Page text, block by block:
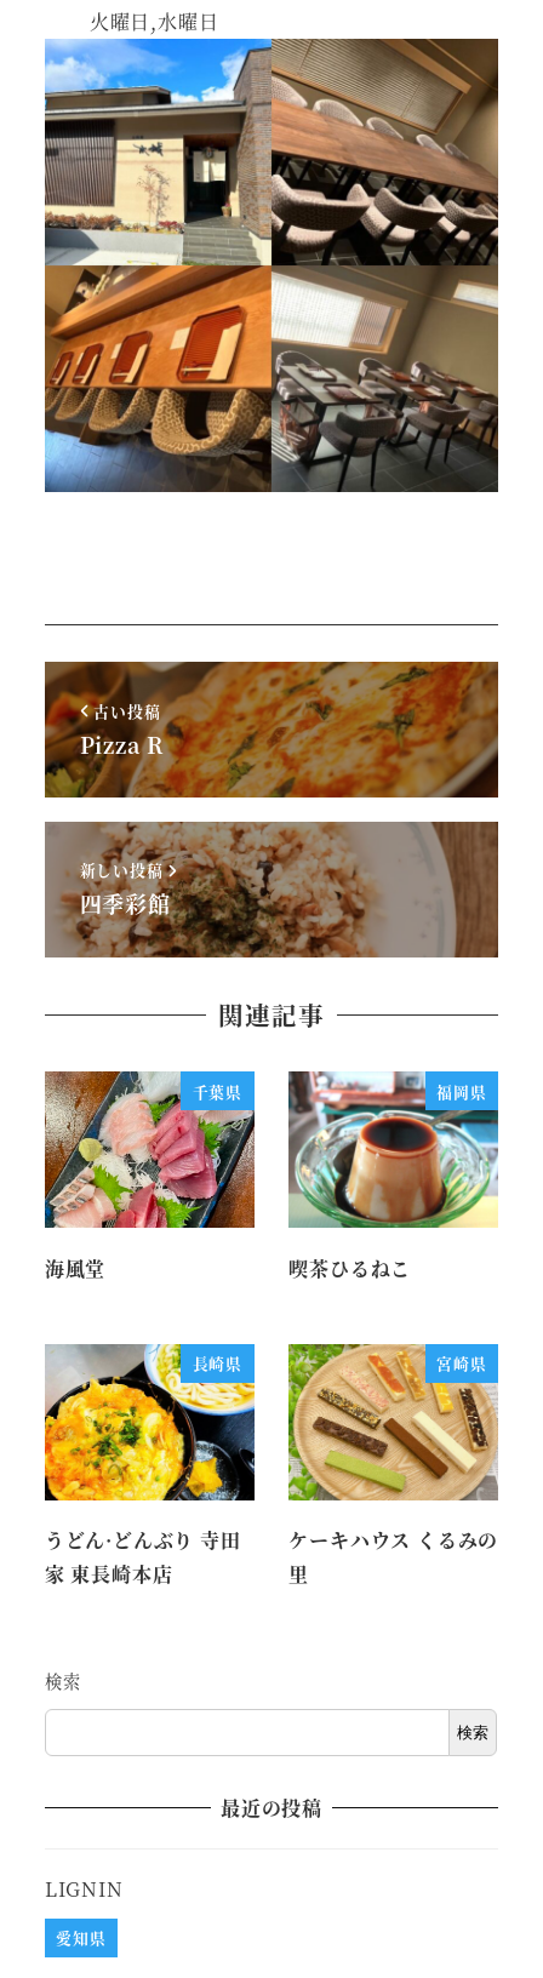
火曜日,水曜日
古い投稿
Pizza R
新しい投稿
四季彩館
関連記事
千葉県
海風堂
福岡県
喫茶ひるねこ
長崎県
うどん·どんぶり 寺田
家 東長崎本店
宮崎県
ケーキハウス くるみの
里
検索
検索
最近の投稿
LIGNIN
愛知県